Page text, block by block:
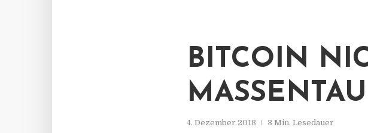
BITCOIN
4. Dezember 2018 3 Min. Lesedauer